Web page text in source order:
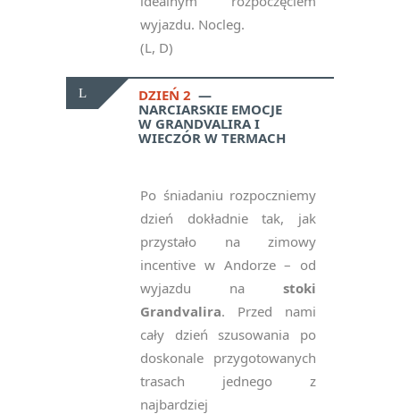
wyjazdu. Nocleg.
(L, D)
DZIEŃ 2
NARCIARSKIE EMOCJE
W GRANDVALIRA I
WIECZÓR W TERMACH
Po śniadaniu rozpoczniemy
dzień dokładnie tak, jak
przystało na zimowy
incentive w Andorze – od
wyjazdu na stoki
Grandvalira. Przed nami
cały dzień szusowania po
doskonale przygotowanych
trasach jednego z
najbardziej